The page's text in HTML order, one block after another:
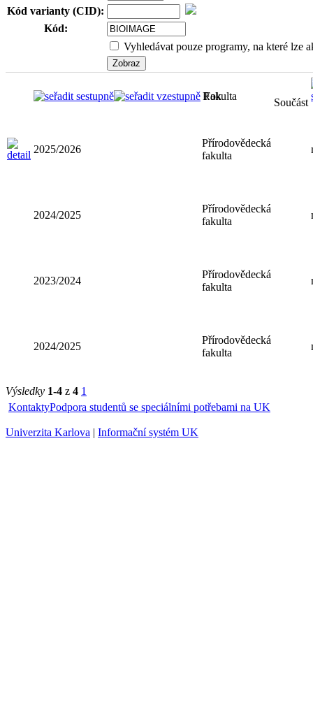
Kód varianty (CID):
Kód:
Vyhledávat pouze programy, na které lze
Rok
Fakulta
Součást
2025/2026
Přírodovědecká
fakulta
2024/2025
Přírodovědecká
fakulta
2023/2024
Přírodovědecká
fakulta
2024/2025
Přírodovědecká
fakulta
Výsledky 1-4 z 4 1
KontaktyPodpora studentů se speciálními potřebami na UK
Univerzita Karlova | Informační systém UK